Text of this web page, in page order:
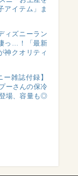
アイテム」ま
ィズニーラン
っ…！「最新
神クオリティ
ー雑誌付録】
ーさんの保冷
場、容量も◎